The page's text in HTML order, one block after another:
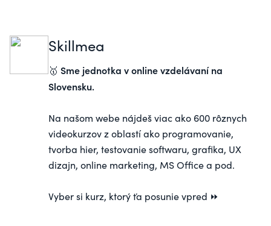
Skillmea
🥇 Sme jednotka v online vzdelávaní na
Slovensku.
Na našom webe nájdeš viac ako 600 rôznych
videokurzov z oblastí ako programovanie,
tvorba hier, testovanie softwaru, grafika, UX
dizajn, online marketing, MS Office a pod.
Vyber si kurz, ktorý ťa posunie vpred ⏩